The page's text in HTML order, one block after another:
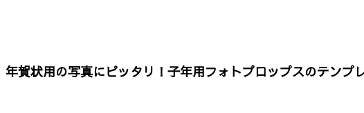
年賀状用の写真にピッタリ！子年用フォトプロップスのテンプ